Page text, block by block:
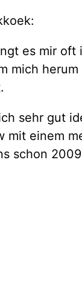
es mir
mich
sehr gut
mit einem
schon